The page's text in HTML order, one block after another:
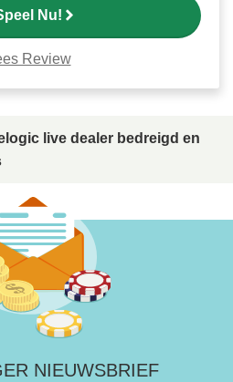
Nu!
Review
live dealer bedreigd en
NIEUWSBRIEF